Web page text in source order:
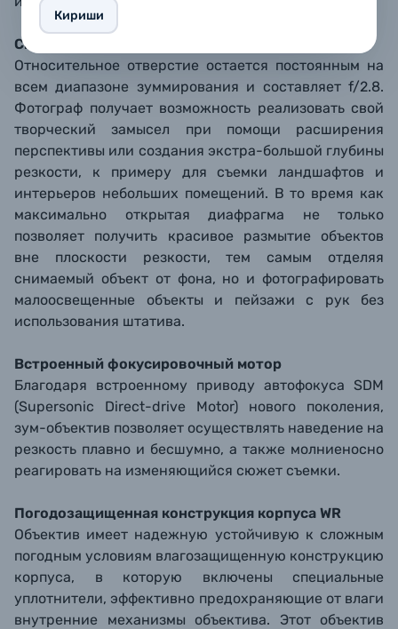
Кириши
Светочувствительный зум-объектив
Относительное отверстие остается постоянным на
всем диапазоне зуммирования и составляет f/2.8.
Фотограф получает возможность реализовать свой
творческий замысел при помощи расширения
перспективы или создания экстра-большой глубины
резкости, к примеру для съемки ландшафтов и
интерьеров небольших помещений. В то время как
максимально открытая диафрагма не только
позволяет получить красивое размытие объектов
вне плоскости резкости, тем самым отделяя
снимаемый объект от фона, но и фотографировать
малоосвещенные объекты и пейзажи с рук без
использования штатива.
Встроенный фокусировочный мотор
Благодаря встроенному приводу автофокуса SDM
(Supersonic Direct-drive Motor) нового поколения,
зум-объектив позволяет осуществлять наведение на
резкость плавно и бесшумно, а также молниеносно
реагировать на изменяющийся сюжет съемки.
Погодозащищенная конструкция корпуса WR
Объектив имеет надежную устойчивую к сложным
погодным условиям влагозащищенную конструкцию
корпуса, в которую включены специальные
уплотнители, эффективно предохраняющие от влаги
внутренние механизмы объектива. Этот объектив